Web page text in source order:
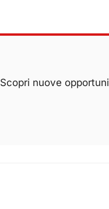
Scopri nuove